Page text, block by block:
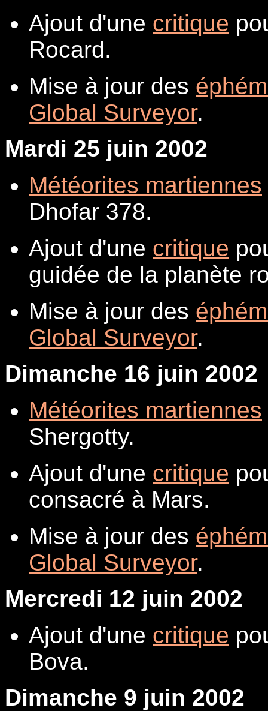
Ajout d'une critique
Rocard.
Mise à jour des
Global Surveyor.
Mardi 25 juin 2002
Météorites martiennes
Dhofar 378.
Ajout d'une critique
guidée de la planète
Mise à jour des
Global Surveyor.
Dimanche 16 juin 2002
Météorites martiennes
Shergotty.
Ajout d'une critique
consacré à Mars.
Mise à jour des
Global Surveyor.
Mercredi 12 juin 2002
Ajout d'une critique
Bova.
Dimanche 9 juin 2002